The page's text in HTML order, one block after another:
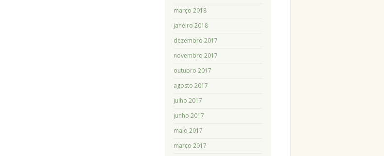
março 2018
janeiro 2018
dezembro 2017
novembro 2017
outubro 2017
agosto 2017
julho 2017
junho 2017
maio 2017
março 2017